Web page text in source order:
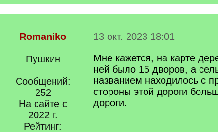
Romaniko
Пушкин
Сообщений:
252
На сайте с
2022 г.
Рейтинг:
13 окт. 2023 18:01
Мне кажется, на карте
ней было 15 дворов, а
названием находилось с
стороны этой дороги
дороги.